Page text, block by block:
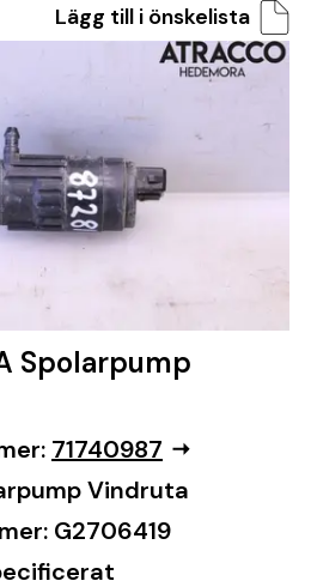
Lägg till i önskelista
Spolarpump
71740987
Vindruta
G2706419